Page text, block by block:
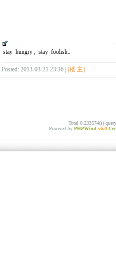
stay hungry , stay foolish..
Posted: 2013-03-21 23:36 | [楼 主]
Total 0.233574(s)
Powered by PHPWind v6.0